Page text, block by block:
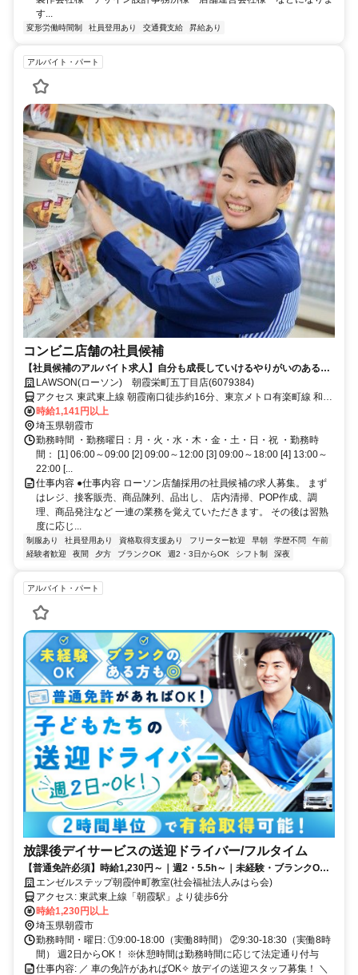
す...
変形労働時間制 社員登用あり 交通費支給 昇給あり
アルバイト・パート
コンビニ店舗の社員候補
【社員候補のアルバイト求人】自分も成長していけるやりがいのある仕
事ですLAWSON(ローソン) 朝霞栄町五丁目店(6079384)
アクセス 東武東上線 朝霞南口徒歩約16分、東京メトロ有楽町線 和光
市南口徒歩約27分、東武東上線 和光市南口徒歩約27分
時給1,141円以上
埼玉県朝霞市
勤務時間 ・勤務曜日：月・火・水・木・金・土・日・祝 ・勤務時
間： [1] 06:00～09:00 [2] 09:00～12:00 [3] 09:00～18:00 [4] 13:00～
22:00 [...
仕事内容 ●仕事内容 ローソン店舗採用の社員候補の求人募集。 まず
はレジ、接客販売、商品陳列、品出し、 店内清掃、POP作成、調
理、商品発注など 一連の業務を覚えていただきます。 その後は習熟
度に応じ...
制服あり 社員登用あり 資格取得支援あり フリーター歓迎 早朝 学歴不問
午前
経験者歓迎
夜間 夕方 ブランクOK 週2・3日からOK シフト制 深夜
アルバイト・パート
放課後デイサービスの送迎ドライバー/フルタイム
【普通免許必須】時給1,230円～｜週2・5.5h～｜未経験・ブランクOK
｜車通勤OK
エンゼルステップ朝霞仲町教室(社会福祉法人みはら会)
アクセス: 東武東上線「朝霞駅」より徒歩6分
時給1,230円以上
埼玉県朝霞市
勤務時間・曜日: ①9:00-18:00（実働8時間） ②9:30-18:30（実働8時
間） 週2日からOK！ ※休憩時間は勤務時間に応じて法定通り付与
仕事内容: ／ 車の免許があればOK✧ 放デイの送迎スタッフ募集！ ＼